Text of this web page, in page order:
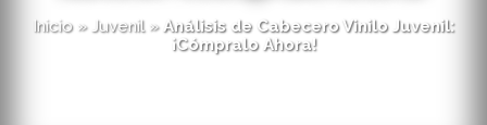
Inicio» Juvenil» Análisis de Cabecero Vinilo Juvenil:
¡Cómpralo Ahora!